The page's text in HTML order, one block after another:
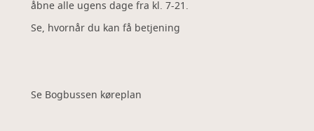
åbne alle ugens dage fra kl. 7-21.
Se, hvornår du kan få betjening
Se Bogbussen køreplan